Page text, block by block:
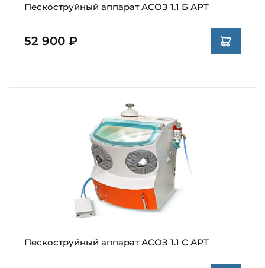
Пескоструйный аппарат АСОЗ 1.1 Б АРТ
52 900 ₽
Пескоструйный аппарат АСОЗ 1.1 С АРТ